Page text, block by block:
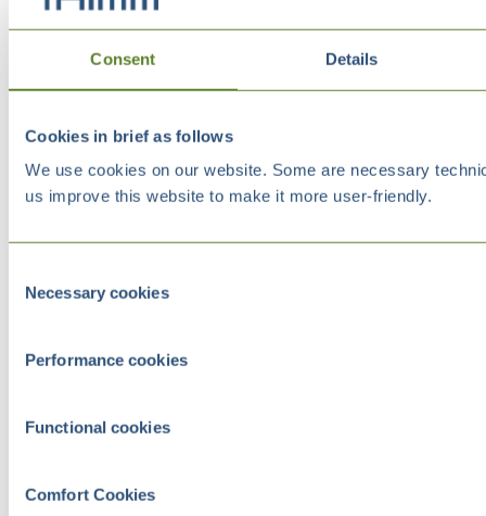
Consent Details
Cookies in brief as follows
We use cookies on our website. Some are necessary
us improve this website to make it more user-friendly.
Selection
Necessary cookies
Performance cookies
Functional cookies
Comfort Cookies